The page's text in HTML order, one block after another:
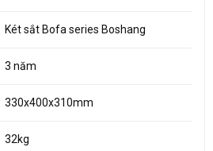
Két sắt Bofa series Boshang
3 năm
330x400x310mm
32kg